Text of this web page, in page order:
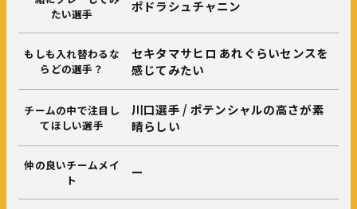
たい選手
ポドラシュチャニン
もしも入れ替わるな
らどの選手？
セキタマサヒロ あれぐらいセンスを
感じてみたい
チームの中で注目し
てほしい選手
川口選手 / ポテンシャルの高さが素
晴らしい
仲の良いチームメイ
ト
ー